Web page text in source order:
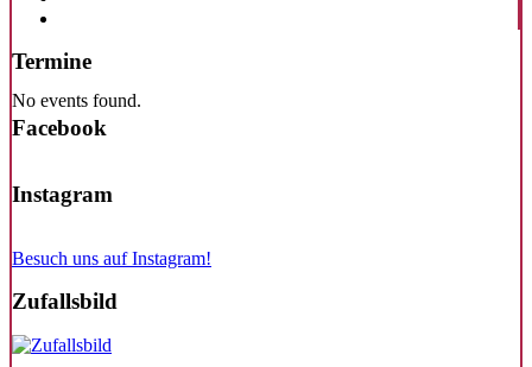
Termine
No events found.
Facebook
Instagram
Besuch uns auf Instagram!
Zufallsbild